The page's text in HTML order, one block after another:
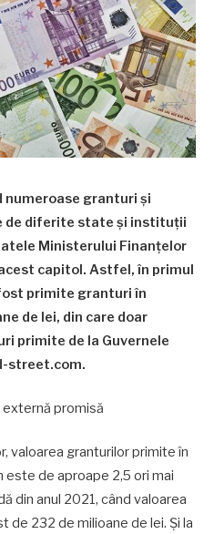
numeroase granturi și
de diferite state și instituții
Ministerului Finanțelor
capitol. Astfel, în primul
primite granturi în
de lei, din care doar
primite de la Guvernele
street.com.
promisă
valoarea granturilor primite în
este de aproape 2,5 ori mai
din anul 2021, când valoarea
232 de milioane de lei. Și la